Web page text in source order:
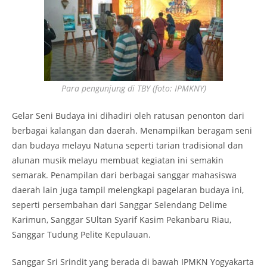
Para pengunjung di TBY (foto: IPMKNY)
Gelar Seni Budaya ini dihadiri oleh ratusan penonton dari
berbagai kalangan dan daerah. Menampilkan beragam seni
dan budaya melayu Natuna seperti tarian tradisional dan
alunan musik melayu membuat kegiatan ini semakin
semarak. Penampilan dari berbagai sanggar mahasiswa
daerah lain juga tampil melengkapi pagelaran budaya ini,
seperti persembahan dari Sanggar Selendang Delime
Karimun, Sanggar SUltan Syarif Kasim Pekanbaru Riau,
Sanggar Tudung Pelite Kepulauan.
Sanggar Sri Srindit yang berada di bawah IPMKN Yogyakarta